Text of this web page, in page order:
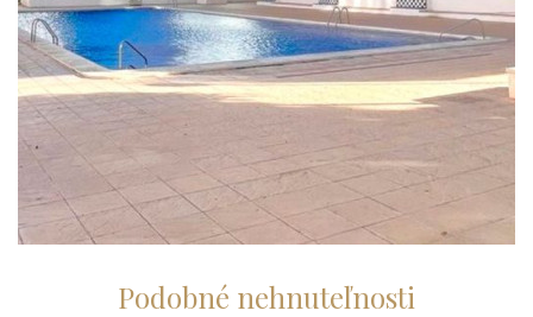
Podobné nehnuteľnosti